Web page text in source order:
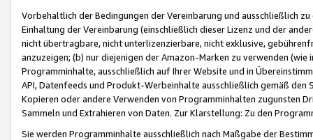
Vorbehaltlich der Bedingungen der Vereinbarung und ausschließlich
Einhaltung der Vereinbarung (einschließlich dieser Lizenz und der
nicht übertragbare, nicht unterlizenzierbare, nicht exklusive,
anzuzeigen; (b) nur diejenigen der Amazon-Marken zu verwenden
Programminhalte, ausschließlich auf Ihrer Website und in
API, Datenfeeds und Produkt-Werbeinhalte ausschließlich gemäß
Kopieren oder andere Verwenden von Programminhalten zugunsten
Sammeln und Extrahieren von Daten. Zur Klarstellung: Zu den
Sie werden Programminhalte ausschließlich nach Maßgabe der